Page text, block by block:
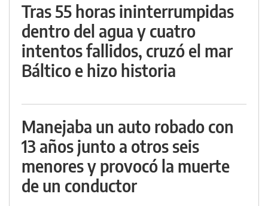
Tras 55 horas ininterrumpidas
dentro del agua y cuatro
intentos fallidos, cruzó el mar
Báltico e hizo historia
Manejaba un auto robado con
13 años junto a otros seis
menores y provocó la muerte
de un conductor